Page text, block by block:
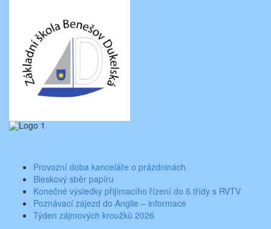
Provozní doba kanceláře o prázdninách
Bleskový sběr papíru
Konečné výsledky přijímacího řízení do 6.třídy s RVTV
Poznávací zájezd do Anglie – informace
Týden zájmových kroužků 2026